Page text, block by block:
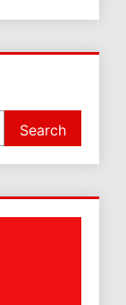
Search